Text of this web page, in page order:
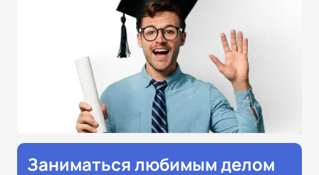
Заниматься любимым делом